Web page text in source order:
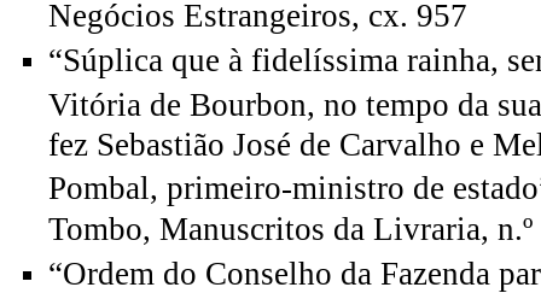
Negócios Estrangeiros, cx. 957
“Súplica que à fidelíssima rainha,
Vitória de Bourbon, no tempo da
fez Sebastião José de Carvalho e
Pombal, primeiro-ministro de
Tombo, Manuscritos da Livraria,
“Ordem do Conselho da Fazenda